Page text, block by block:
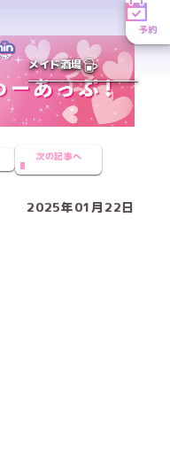
予約
メイド酒場
次の記事へ
2025年01月22日